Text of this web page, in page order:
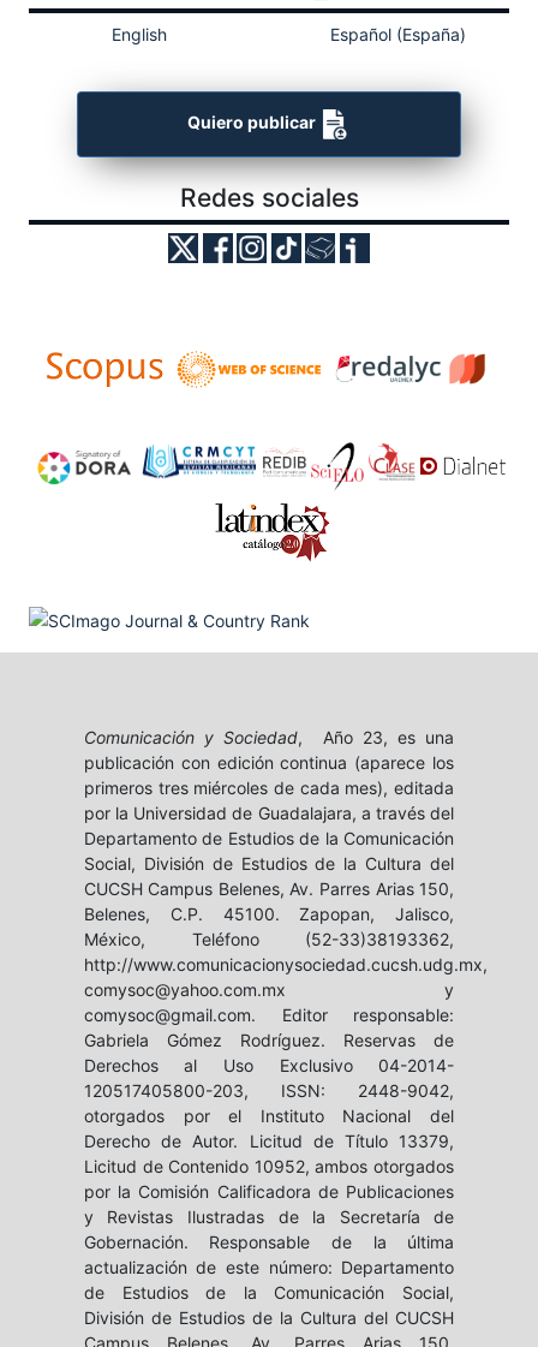
English Español (España)
Quiero publicar
Redes sociales
Comunicación y Sociedad, Año 23, es una
publicación con edición continua (aparece los
primeros tres miércoles de cada mes), editada
por la Universidad de Guadalajara, a través del
Departamento de Estudios de la Comunicación
Social, División de Estudios de la Cultura del
CUCSH Campus Belenes, Av. Parres Arias 150,
Belenes, C.P. 45100. Zapopan, Jalisco,
México, Teléfono (52-33)38193362,
http://www.comunicacionysociedad.cucsh.udg.mx,
comysoc@yahoo.com.mx y
comysoc@gmail.com. Editor responsable:
Gabriela Gómez Rodríguez. Reservas de
Derechos al Uso Exclusivo 04-2014-
120517405800-203, ISSN: 2448-9042,
otorgados por el Instituto Nacional del
Derecho de Autor. Licitud de Título 13379,
Licitud de Contenido 10952, ambos otorgados
por la Comisión Calificadora de Publicaciones
y Revistas Ilustradas de la Secretaría de
Gobernación. Responsable de la última
actualización de este número: Departamento
de Estudios de la Comunicación Social,
División de Estudios de la Cultura del CUCSH